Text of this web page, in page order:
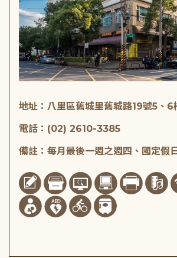
地址：八里區舊城里舊城路19號5、6
電話：(02) 2610-3385
備註：每月最後一週之週四、國定假